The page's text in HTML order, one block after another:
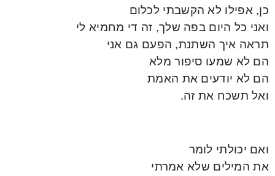
כן, אפילו לא הקשבתי לכלום
ואני כל היום בפה שלך, זה די מחמיא לי
תראה איך השתנת, הפעם גם אני
הם לא שמעו סיפור מלא
הם לא יודעים את האמת
ואל תשכח את זה.
ואם יכולתי לומר
את המילים שלא אמרתי